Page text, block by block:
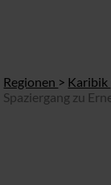
Regionen > Karibik